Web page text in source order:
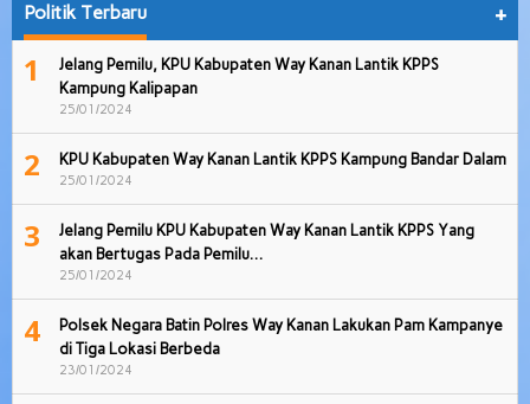
Politik Terbaru +
1
Jelang Pemilu, KPU Kabupaten Way Kanan Lantik KPPS
Kampung Kalipapan
25/01/2024
2 KPU Kabupaten Way Kanan Lantik KPPS Kampung Bandar Dalam
25/01/2024
3
Jelang Pemilu KPU Kabupaten Way Kanan Lantik KPPS Yang
akan Bertugas Pada Pemilu…
25/01/2024
4
Polsek Negara Batin Polres Way Kanan Lakukan Pam Kampanye
di Tiga Lokasi Berbeda
23/01/2024